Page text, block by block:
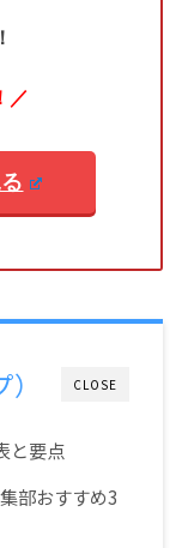
／
CLOSE
と要点
部おすすめ3